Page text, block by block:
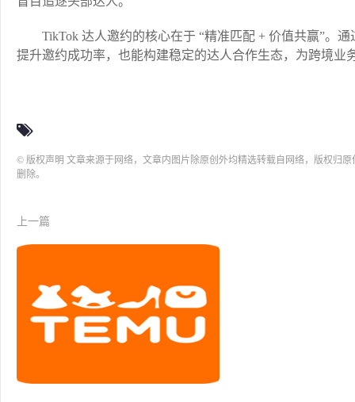
TikTok 达人邀约的核心在于 “精准匹配 + 价值共赢”。
提升邀约成功率，也能构建稳定的达人合作生态，为跨境业
© 版权声明 文章来源于网络，文章内图片除原创外均精选转载自网络，版权归
删除。
上一篇